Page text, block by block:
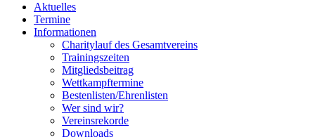
Aktuelles
Termine
Informationen
Charitylauf des Gesamtvereins
Trainingszeiten
Mitgliedsbeitrag
Wettkampftermine
Bestenlisten/Ehrenlisten
Wer sind wir?
Vereinsrekorde
Downloads